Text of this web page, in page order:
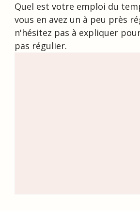
Quel est votre emploi du
vous en avez un à peu près
n'hésitez pas à expliquer
pas régulier.